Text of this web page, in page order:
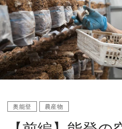
奥能登 農産物